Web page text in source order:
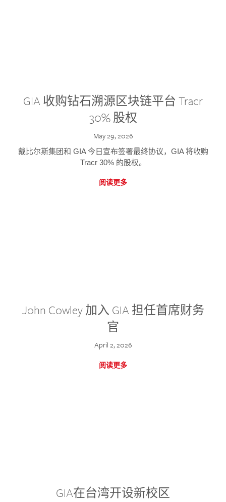
GIA 收购钻石溯源区块链平台 Tracr
30% 股权
May 29, 2026
戴比尔斯集团和 GIA 今日宣布签署最终协议，GIA 将收购
Tracr 30% 的股权。
阅读更多
John Cowley 加入 GIA 担任首席财务
官
April 2, 2026
阅读更多
GIA在台湾开设新校区